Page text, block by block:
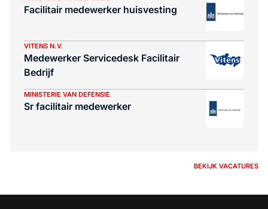
Facilitair medewerker huisvesting
VITENS N.V.
Medewerker Servicedesk Facilitair
Bedrijf
MINISTERIE VAN DEFENSIE
Sr facilitair medewerker
BEKIJK VACATURES